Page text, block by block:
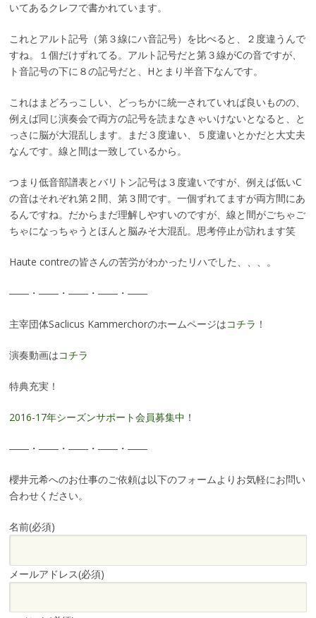
いてあるクレフで書かれています。
これとアルト記号（第３線にハ音記号）を比べると、２度違うんで
すね。１個だけずれてる。アルト記号だと第３線がCの音ですが、
ト音記号の下に８の記号だと、Hとまり半音下なんです。
これはまどろっこしい、どっちかに統一されていれば良いものの、
例えば同じ演奏会で両方の記号を読まなきゃいけないとなると、と
っさに脳が大混乱します。まだ３度違い、５度違いとかだと大丈夫
なんです。線と間は一致しているから。
つまり低音部譜表とバリトン記号は３度違いですが、例えば低いC
の音はそれぞれ第２間、第３間です。一個ずれてますが両方間にあ
るんですね。だからまだ理解しやすいのですが、線と間がごちゃご
ちゃになっちゃうとほんと脳みそ大混乱。思考停止が訪れます笑
Haute contreの皆さんの苦労がわかったリハでした、、、。
――・――・――・――・――
主宰団体Saclicus Kammerchorのホームページはコチラ ！
演奏動画はコチラ
特典充実！
2016-17年シーズンサポート会員募集中 ！
――・――・――・――・――
櫻井元希へのお仕事のご依頼は以下のフォームよりお気軽にお問い
合わせください。
名前(必須)
メールアドレス(必須)